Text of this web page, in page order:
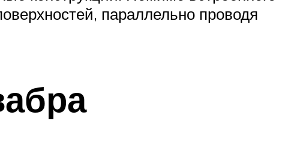
параллельно проводя